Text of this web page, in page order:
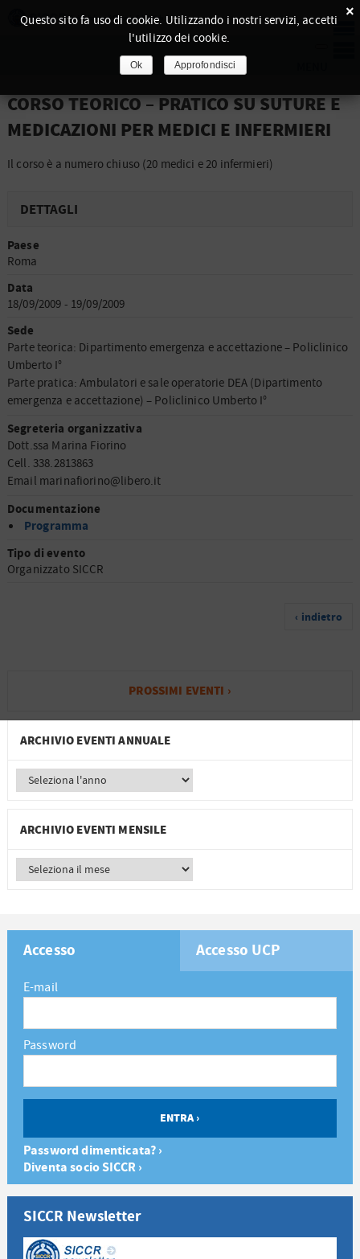
CORSO TEORICO – PRATICO SU SUTURE E
MEDICAZIONI PER MEDICI E INFERMIERI
Il corso è a numero chiuso (20 medici e 20 infermieri)
DETTAGLI
Paese
Roma
Data
18/09/2009 - 19/09/2009
Sede
Parte teorica: Dipartimento emergenza e accettazione – Policlinico
Umberto I°
Parte pratica: Ambulatori e sale operatorie DEA (Dipartimento
emergenza e accettazione) – Policlinico Umberto I°
Segreteria organizzativa
Dott.ssa Marina Fiorino
Cell. 338.2813863
Email marinafiorino@libero.it
Documentazione
Programma
Tipo di evento
Organizzato SICCR
‹ indietro
PROSSIMI EVENTI ›
ARCHIVIO EVENTI ANNUALE
ARCHIVIO EVENTI MENSILE
Accesso Accesso UCP
E-mail
Password
Password dimenticata? ›
Diventa socio SICCR ›
SICCR Newsletter
×
Questo sito fa uso di cookie. Utilizzando i nostri servizi, accetti
l'utilizzo dei cookie.
Ok Approfondisci